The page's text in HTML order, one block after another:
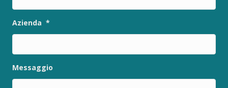
Azienda *
Messaggio